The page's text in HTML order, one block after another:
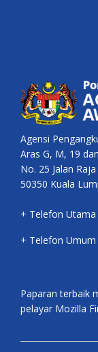
Agensi
Aras G, M, 19
No. 25 Jalan
50350 Kuala
+ Telefon Utama
+ Telefon Umum
Paparan terbaik
pelayar Mozilla